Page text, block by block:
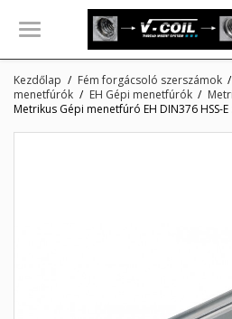
Kezdőlap Fém forgácsoló szerszámok
menetfúrók
EH Gépi menetfúrók
Metrikus Gépi menetfúró EH DIN376 HSS-